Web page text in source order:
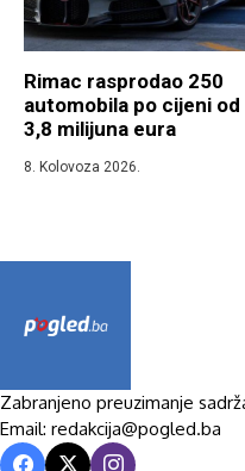
Rimac rasprodao 250
automobila po cijeni od
3,8 milijuna eura
8. Kolovoza 2026.
Zabranjeno preuzimanje
Email: redakcija@pogled.ba